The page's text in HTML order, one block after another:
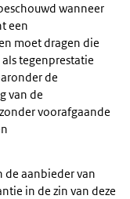
wanneer
een
moet dragen die
tegenprestatie
de
van de
voorafgaande
de aanbieder van
in de zin van deze